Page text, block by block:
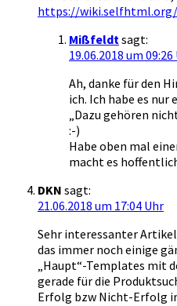
https://
Mißfeldtsagt:
19.06.2018 um
Ah, danke für den
ich. Ich habe es
„Dazu gehören
:-)
Habe oben mal
macht es
DKN sagt:
21.06.2018 um 17:04 Uhr
Sehr interessanter
das immer noch einige
„Haupt“-Templates mit
gerade für die
Erfolg bzw Nicht-Erfolg